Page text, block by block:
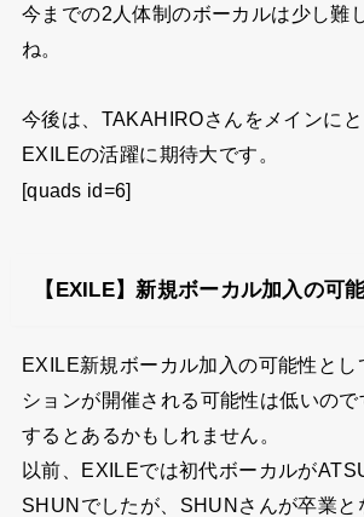
今までの2人体制のボーカルは少し難
ね。
今後は、TAKAHIROさんをメインに
EXILEの活躍に期待大です。
[quads id=6]
【EXILE】新規ボーカル加入の可
EXILE新規ボーカル加入の可能性とし
ションが開催される可能性は低いの
するとあるかもしれません。
以前、EXILEでは初代ボーカルが
SHUNでしたが、SHUNさんが卒業と